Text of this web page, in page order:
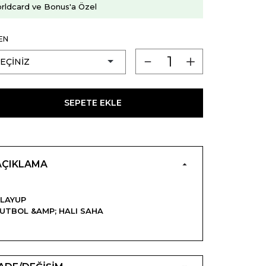
ve Bonus'a Özel
SEPETE EKLE
&AMP; HALI SAHA